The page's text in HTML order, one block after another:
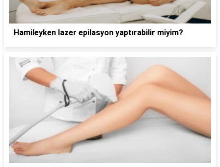
Hamileyken lazer epilasyon yaptırabilir miyim?